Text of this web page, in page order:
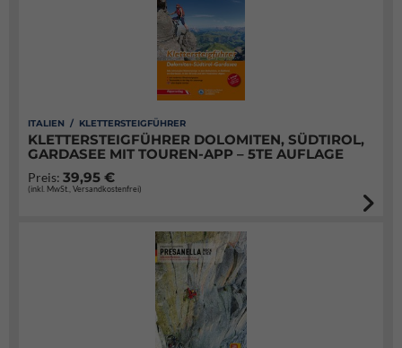
ITALIEN / KLETTERSTEIGFÜHRER
KLETTERSTEIGFÜHRER DOLOMITEN, SÜDTIROL,
GARDASEE MIT TOUREN-APP – 5TE AUFLAGE
Preis: 39,95 €
(inkl. MwSt., Versandkostenfrei)